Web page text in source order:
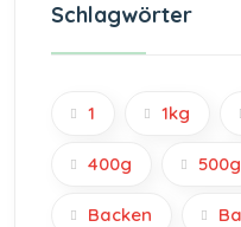
Schlagwörter
1 1kg
400g 500g
Backen